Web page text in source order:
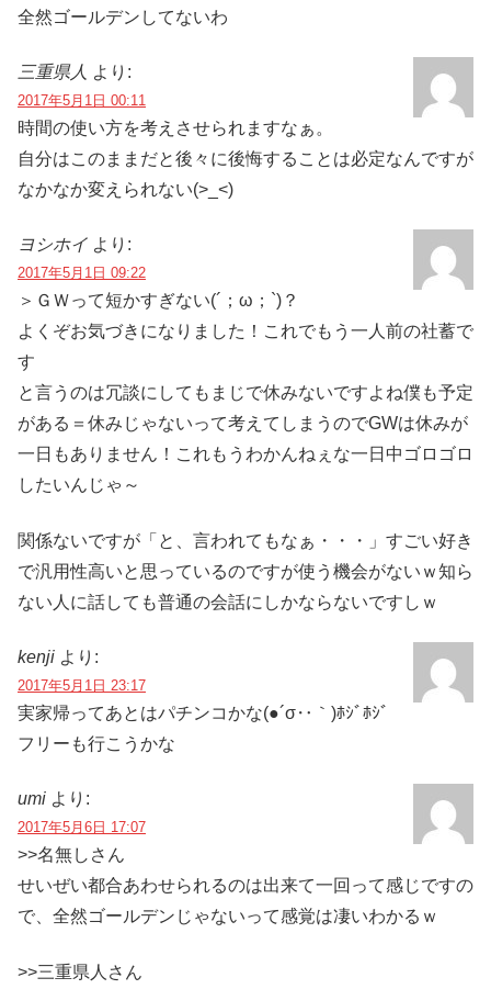
全然ゴールデンしてないわ
三重県人 より:
2017年5月1日 00:11
時間の使い方を考えさせられますなぁ。
自分はこのままだと後々に後悔することは必定なんですが
なかなか変えられない(>_<)
ヨシホイ より:
2017年5月1日 09:22
＞ＧＷって短かすぎない(´；ω；`)？
よくぞお気づきになりました！これでもう一人前の社蓄で
す
と言うのは冗談にしてもまじで休みないですよね僕も予定
がある＝休みじゃないって考えてしまうのでGWは休みが
一日もありません！これもうわかんねぇな一日中ゴロゴロ
したいんじゃ～
関係ないですが「と、言われてもなぁ・・・」すごい好き
で汎用性高いと思っているのですが使う機会がないｗ知ら
ない人に話しても普通の会話にしかならないですしｗ
kenji より:
2017年5月1日 23:17
実家帰ってあとはパチンコかな(●´σ‥｀)ﾎｼﾞﾎｼﾞ
フリーも行こうかな
umi より:
2017年5月6日 17:07
>>名無しさん
せいぜい都合あわせられるのは出来て一回って感じですの
で、全然ゴールデンじゃないって感覚は凄いわかるｗ
>>三重県人さん